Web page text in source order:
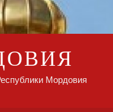
Мордовия